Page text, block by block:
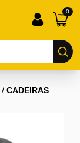
0
/ CADEIRAS